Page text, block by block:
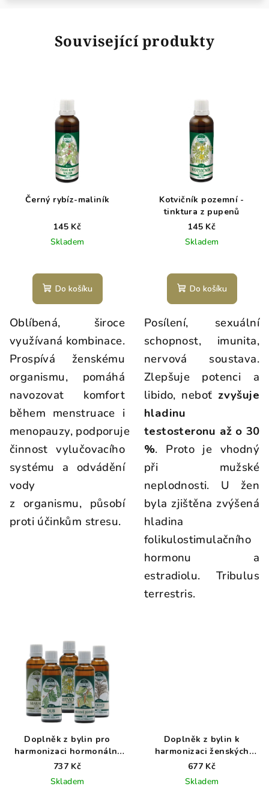
Související produkty
Černý rybíz-maliník
145 Kč
Skladem
Do košíku
Oblíbená, široce
využívaná kombinace.
Prospívá ženskému
organismu, pomáhá
navozovat komfort
během menstruace i
menopauzy, podporuje
činnost vylučovacího
systému a odvádění
vody
z organismu, působí
proti účinkům stresu.
Kotvičník pozemní -
tinktura z pupenů
145 Kč
Skladem
Do košíku
Posílení, sexuální
schopnost, imunita,
nervová soustava.
Zlepšuje potenci a
libido, neboť zvyšuje
hladinu
testosteronu až o 30
%. Proto je vhodný
při mužské
neplodnosti. U žen
byla zjištěna zvýšená
hladina
folikulostimulačního
hormonu a
estradiolu. Tribulus
terrestris.
Doplněk z bylin pro
harmonizaci hormonální
aktivity a pro podporu
mužů
737 Kč
Skladem
Doplněk z bylin k
harmonizaci ženských
reprodukčních a
677 Kč
Skladem